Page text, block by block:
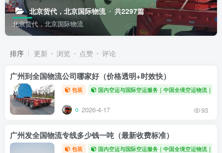
北京货代，北京国际物流 共2297篇
北京货代，北京国际物流
排序 更新 浏览 点赞 评论
广州到全国物流公司哪家好（价格透明+时效快）
包装 国内空运与国际空运服务｜中国全境空运物流｜全
2026-4-17 93
广州发全国物流专线多少钱一吨（最新收费标准）
包装 国内空运与国际空运服务｜中国全境空运物流｜全